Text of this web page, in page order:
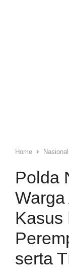
Home Nasional
Polda
Kasus
serta